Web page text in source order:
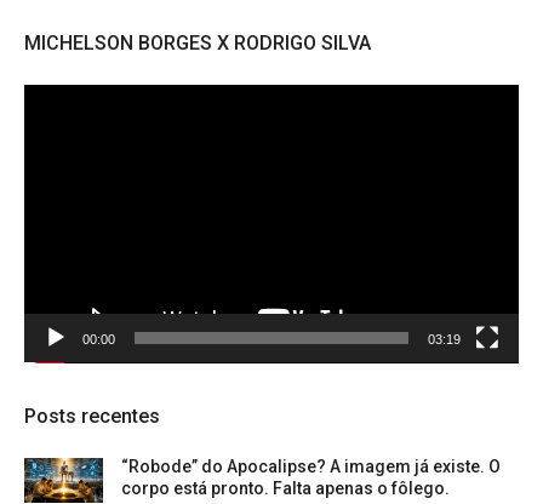
MICHELSON BORGES X RODRIGO SILVA
00:00 03:19
Posts recentes
“Robode” do Apocalipse? A imagem já existe. O
corpo está pronto. Falta apenas o fôlego.